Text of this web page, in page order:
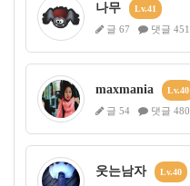
나무 Lv.41
글 67 댓글 451
maxmania Lv.40
글 54 댓글 480
웃는남자 Lv.40